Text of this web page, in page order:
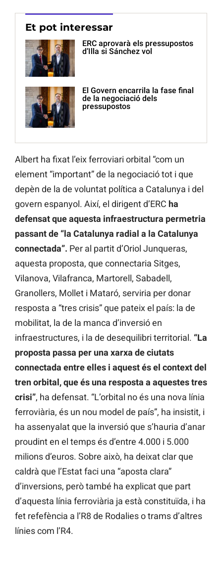
Et pot interessar
ERC aprovarà els pressupostos
d’Illa si Sánchez vol
El Govern encarrila la fase final
de la negociació dels
pressupostos
Albert ha fixat l’eix ferroviari orbital “com un
element “important” de la negociació tot i que
depèn de la de voluntat política a Catalunya i del
govern espanyol. Així, el dirigent d’ERC ha
defensat que aquesta infraestructura permetria
passant de “la Catalunya radial a la Catalunya
connectada”. Per al partit d’Oriol Junqueras,
aquesta proposta, que connectaria Sitges,
Vilanova, Vilafranca, Martorell, Sabadell,
Granollers, Mollet i Mataró, serviria per donar
resposta a “tres crisis” que pateix el país: la de
mobilitat, la de la manca d’inversió en
infraestructures, i la de desequilibri territorial. “La
proposta passa per una xarxa de ciutats
connectada entre elles i aquest és el context del
tren orbital, que és una resposta a aquestes tres
crisi”, ha defensat. “L’orbital no és una nova línia
ferroviària, és un nou model de país”, ha insistit, i
ha assenyalat que la inversió que s’hauria d’anar
proudint en el temps és d’entre 4.000 i 5.000
milions d’euros. Sobre això, ha deixat clar que
caldrà que l’Estat faci una “aposta clara”
d’inversions, però també ha explicat que part
d’aquesta línia ferroviària ja està constituïda, i ha
fet refefència a l’R8 de Rodalies o trams d’altres
línies com l’R4.